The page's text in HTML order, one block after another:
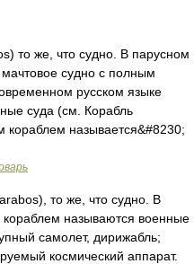
то же, что судно. В парусном
судно с полным
русском языке
суда (см. Корабль
называется&#8230;
то же, что судно. В
называются военные
самолет, дирижабль;
космический аппарат.